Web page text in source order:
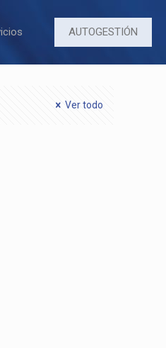
AUTOGESTIÓN
Ver todo